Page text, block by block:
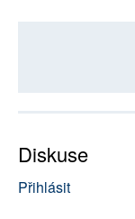
Diskuse
Přihlásit